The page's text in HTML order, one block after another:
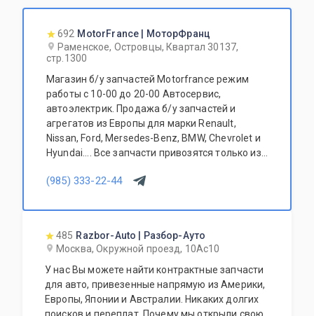
692 MotorFrance | МоторФранц
Раменское, Островцы, Квартал 30137,
стр.1300
Магазин б/у запчастей Motorfrance режим
работы с 10-00 до 20-00 Автосервис,
автоэлектрик. Продажа б/у запчастей и
агрегатов из Европы для марки Renault,
Nissan, Ford, Mersedes-Benz, BMW, Chevrolet и
Hyundai.... Все запчасти привозятся только из
(985) 333-22-44
485 Razbor-Auto | Разбор-Ауто
Москва, Окружной проезд, 10Ас10
У нас Вы можете найти контрактные запчасти
для авто, привезенные напрямую из Америки,
Европы, Японии и Австралии. Никаких долгих